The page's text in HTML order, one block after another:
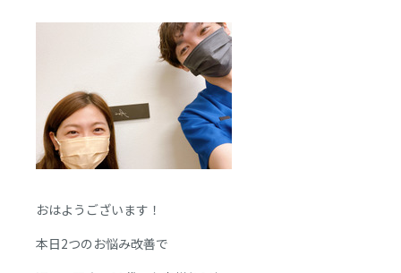
おはようございます！
本日2つのお悩み改善で